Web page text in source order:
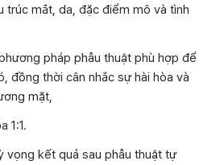
trúc mắt, da, đặc điểm mô và tình
pháp phẫu thuật phù hợp để
đồng thời cân nhắc sự hài hòa và
mặt,
1:1.
vọng kết quả sau phẫu thuật tự